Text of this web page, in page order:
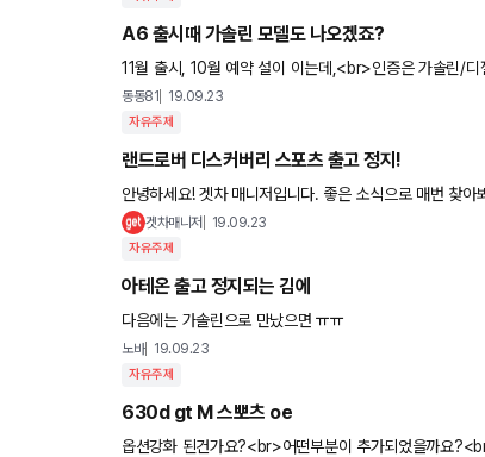
A6 출시때 가솔린 모델도 나오겠죠?
11월 출시, 10월 예약 설이 이는데,<br>인증은 가솔린/
예약까지 얼마 안남았다면,
동동81 19.09.23
자유주제
랜드로버 디스커버리 스포츠 출고 정지!
안녕하세요! 겟차 매니저입니다. 좋은 소식으로 매번 찾아뵈면
랜드로버 디스커버리 차량입니다. 디스커버리 스포츠 차량
겟차매니저 19.09.23
자유주제
아테온 출고 정지되는 김에
다음에는 가솔린으로 만났으면 ㅠㅠ
노바 19.09.23
자유주제
630d gt M 스뽀츠 oe
옵션강화 된건가요?<br>어떤부분이 추가되었을까요